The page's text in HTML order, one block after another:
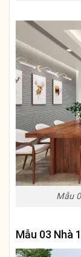
Mẫu
Mẫu 03 Nhà